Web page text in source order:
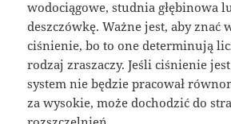
wodociągowe, studnia głębinowa
deszczówkę. Ważne jest, aby znać
ciśnienie, bo to one determinują
rodzaj zraszaczy. Jeśli ciśnienie
system nie będzie pracował
za wysokie, może dochodzić do